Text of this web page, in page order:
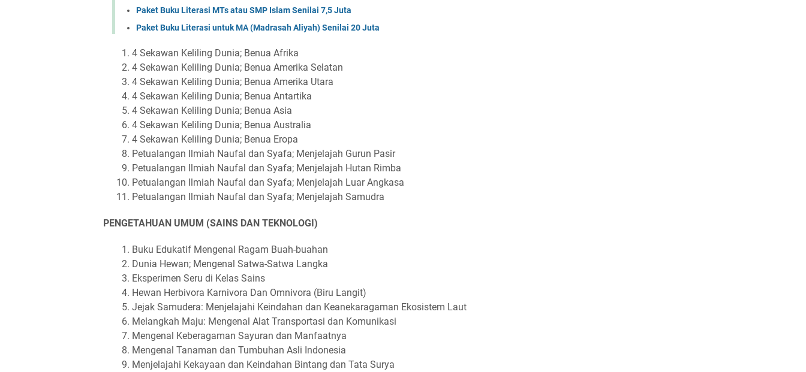
Paket Buku Literasi MTs atau SMP Islam Senilai 7,5 Juta
Paket Buku Literasi untuk MA (Madrasah Aliyah) Senilai 20 Juta
4 Sekawan Keliling Dunia; Benua Afrika
4 Sekawan Keliling Dunia; Benua Amerika Selatan
4 Sekawan Keliling Dunia; Benua Amerika Utara
4 Sekawan Keliling Dunia; Benua Antartika
4 Sekawan Keliling Dunia; Benua Asia
4 Sekawan Keliling Dunia; Benua Australia
4 Sekawan Keliling Dunia; Benua Eropa
Petualangan Ilmiah Naufal dan Syafa; Menjelajah Gurun Pasir
Petualangan Ilmiah Naufal dan Syafa; Menjelajah Hutan Rimba
Petualangan Ilmiah Naufal dan Syafa; Menjelajah Luar Angkasa
Petualangan Ilmiah Naufal dan Syafa; Menjelajah Samudra
PENGETAHUAN UMUM (SAINS DAN TEKNOLOGI)
Buku Edukatif Mengenal Ragam Buah-buahan
Dunia Hewan; Mengenal Satwa-Satwa Langka
Eksperimen Seru di Kelas Sains
Hewan Herbivora Karnivora Dan Omnivora (Biru Langit)
Jejak Samudera: Menjelajahi Keindahan dan Keanekaragaman Ekosistem Laut
Melangkah Maju: Mengenal Alat Transportasi dan Komunikasi
Mengenal Keberagaman Sayuran dan Manfaatnya
Mengenal Tanaman dan Tumbuhan Asli Indonesia
Menjelajahi Kekayaan dan Keindahan Bintang dan Tata Surya